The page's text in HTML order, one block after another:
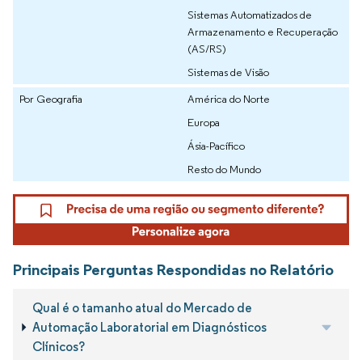
Sistemas Automatizados de
Armazenamento e Recuperação
(AS/RS)
Sistemas de Visão
Por Geografia
América do Norte
Europa
Ásia-Pacífico
Resto do Mundo
Principais Perguntas Respondidas no Relatório
Qual é o tamanho atual do Mercado de
Automação Laboratorial em Diagnósticos
Clínicos?